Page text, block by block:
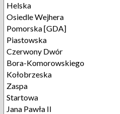
Helska
Osiedle Wejhera
Pomorska [GDA]
Piastowska
Czerwony Dwór
Bora-Komorowskiego
Kołobrzeska
Zaspa
Startowa
Jana Pawła II